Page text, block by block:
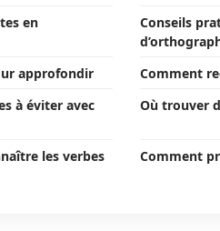
en
Conseils
approfondir
Comment
à éviter avec
Où trouver
les verbes
Comment